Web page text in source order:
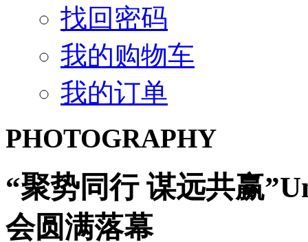
找回密码
我的购物车
我的订单
PHOTOGRAPHY
“聚势同行 谋远共赢
会圆满落幕